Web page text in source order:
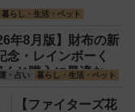
暮らし・生活・ペット
年8月版】財布の新
念・レインボーく
くじ購入に最適な開
・占い 暮らし・生活・ペット
【ファイターズ花